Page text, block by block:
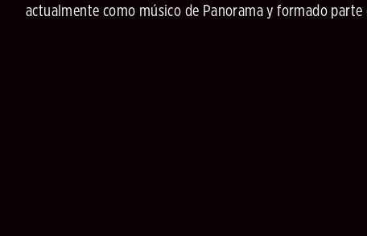
actualmente como músico de Panorama y formado